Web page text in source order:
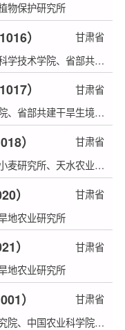
物保护研究所
）
甘肃省
分类：小麦 育种者：甘肃农业大学生命科学技术学院、省部共建干旱生境作物学国家重点实验室
）
甘肃省
分类：小麦 育种者：甘肃农业大学农学院、省部共建干旱生境作物学国家重点实验室
）
甘肃省
分类：小麦 育种者：甘肃省农业科学院小麦研究所、天水农业学校
）
甘肃省
地农业研究所
）
甘肃省
地农业研究所
）
甘肃省
分类：棉花 育种者：酒泉市农业科学研究院、中国农业科学院棉花研究所